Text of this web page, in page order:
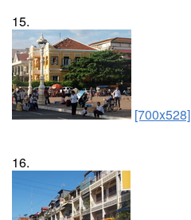
15.
[700x528]
16.